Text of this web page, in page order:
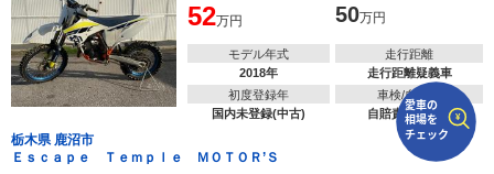
52万円 50万円
モデル年式
2018年
走行距離
走行距離疑義車
初度登録年
国内未登録(中古)
車検/自賠責
自賠責保険無し
栃木県 鹿沼市
Ｅｓｃａｐｅ Ｔｅｍｐｌｅ ＭＯＴＯＲ’Ｓ